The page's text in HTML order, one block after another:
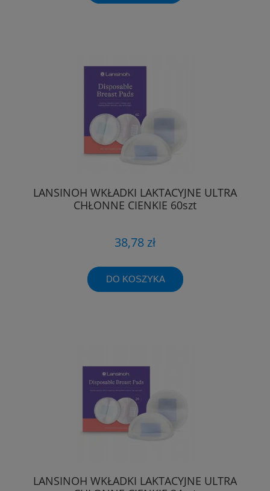
LANSINOH WKŁADKI LAKTACYJNE ULTRA
CHŁONNE CIENKIE 60szt
38,78 zł
DO KOSZYKA
LANSINOH WKŁADKI LAKTACYJNE ULTRA